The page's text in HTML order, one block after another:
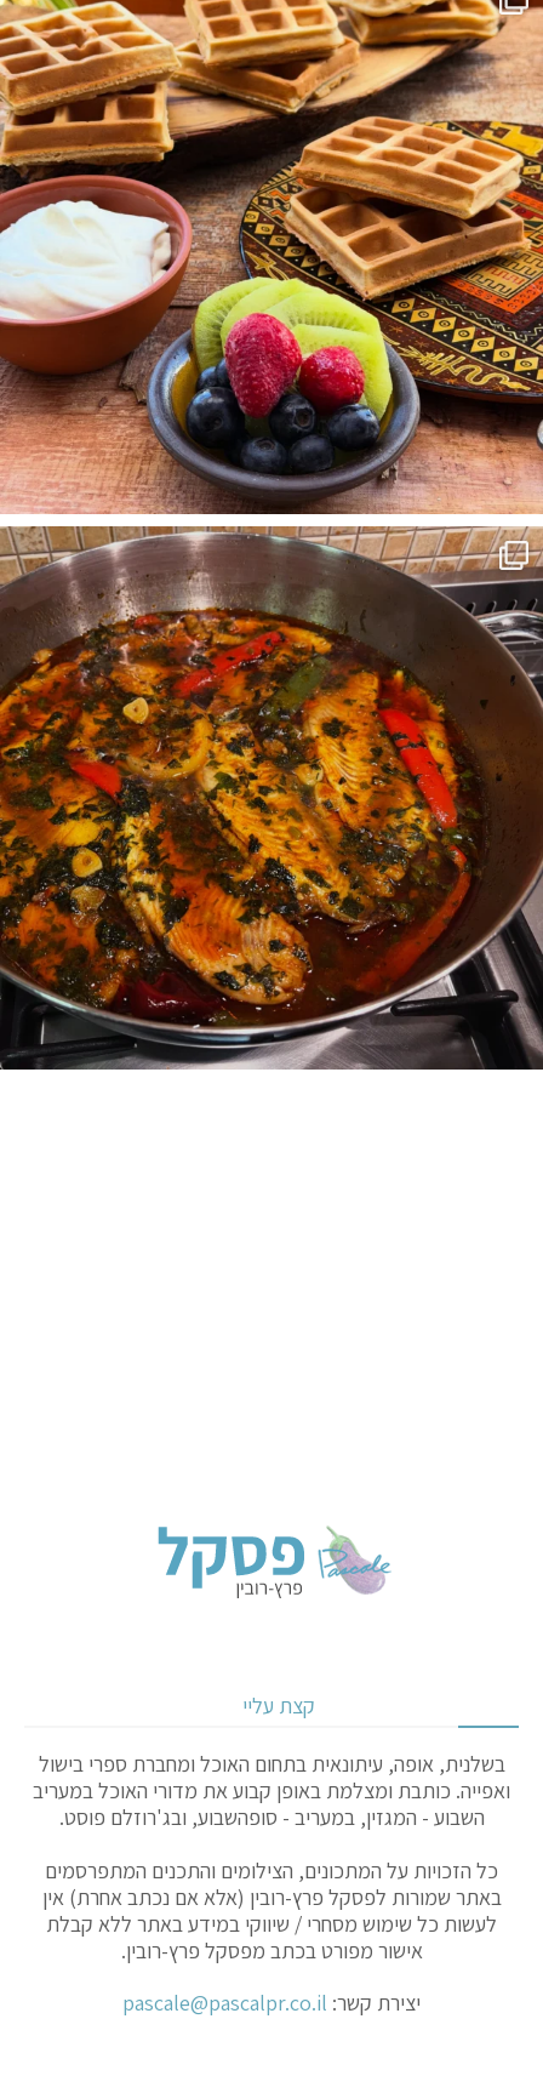
קצת עליי
בשלנית, אופה, עיתונאית בתחום האוכל ומחברת ספרי בישול
ואפייה. כותבת ומצלמת באופן קבוע את מדורי האוכל במעריב
השבוע - המגזין, במעריב - סופהשבוע, ובג'רוזלם פוסט.
כל הזכויות על המתכונים, הצילומים והתכנים המתפרסמים
באתר שמורות לפסקל פרץ-רובין (אלא אם נכתב אחרת) אין
לעשות כל שימוש מסחרי / שיווקי במידע באתר ללא קבלת
אישור מפורט בכתב מפסקל פרץ-רובין.
יצירת קשר: pascale@pascalpr.co.il